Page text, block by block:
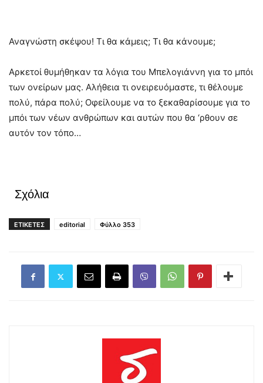
Αναγνώστη σκέψου! Τι θα κάμεις; Τι θα κάνουμε;
Αρκετοί θυμήθηκαν τα λόγια του Μπελογιάννη για το μπόι
των ονείρων μας. Αλήθεια τι ονειρευόμαστε, τι θέλουμε
πολύ, πάρα πολύ; Οφείλουμε να το ξεκαθαρίσουμε για το
μπόι των νέων ανθρώπων και αυτών που θα ‘ρθουν σε
αυτόν τον τόπο…
Σχόλια
ΕΤΙΚΕΤΕΣ editorial Φύλλο 353